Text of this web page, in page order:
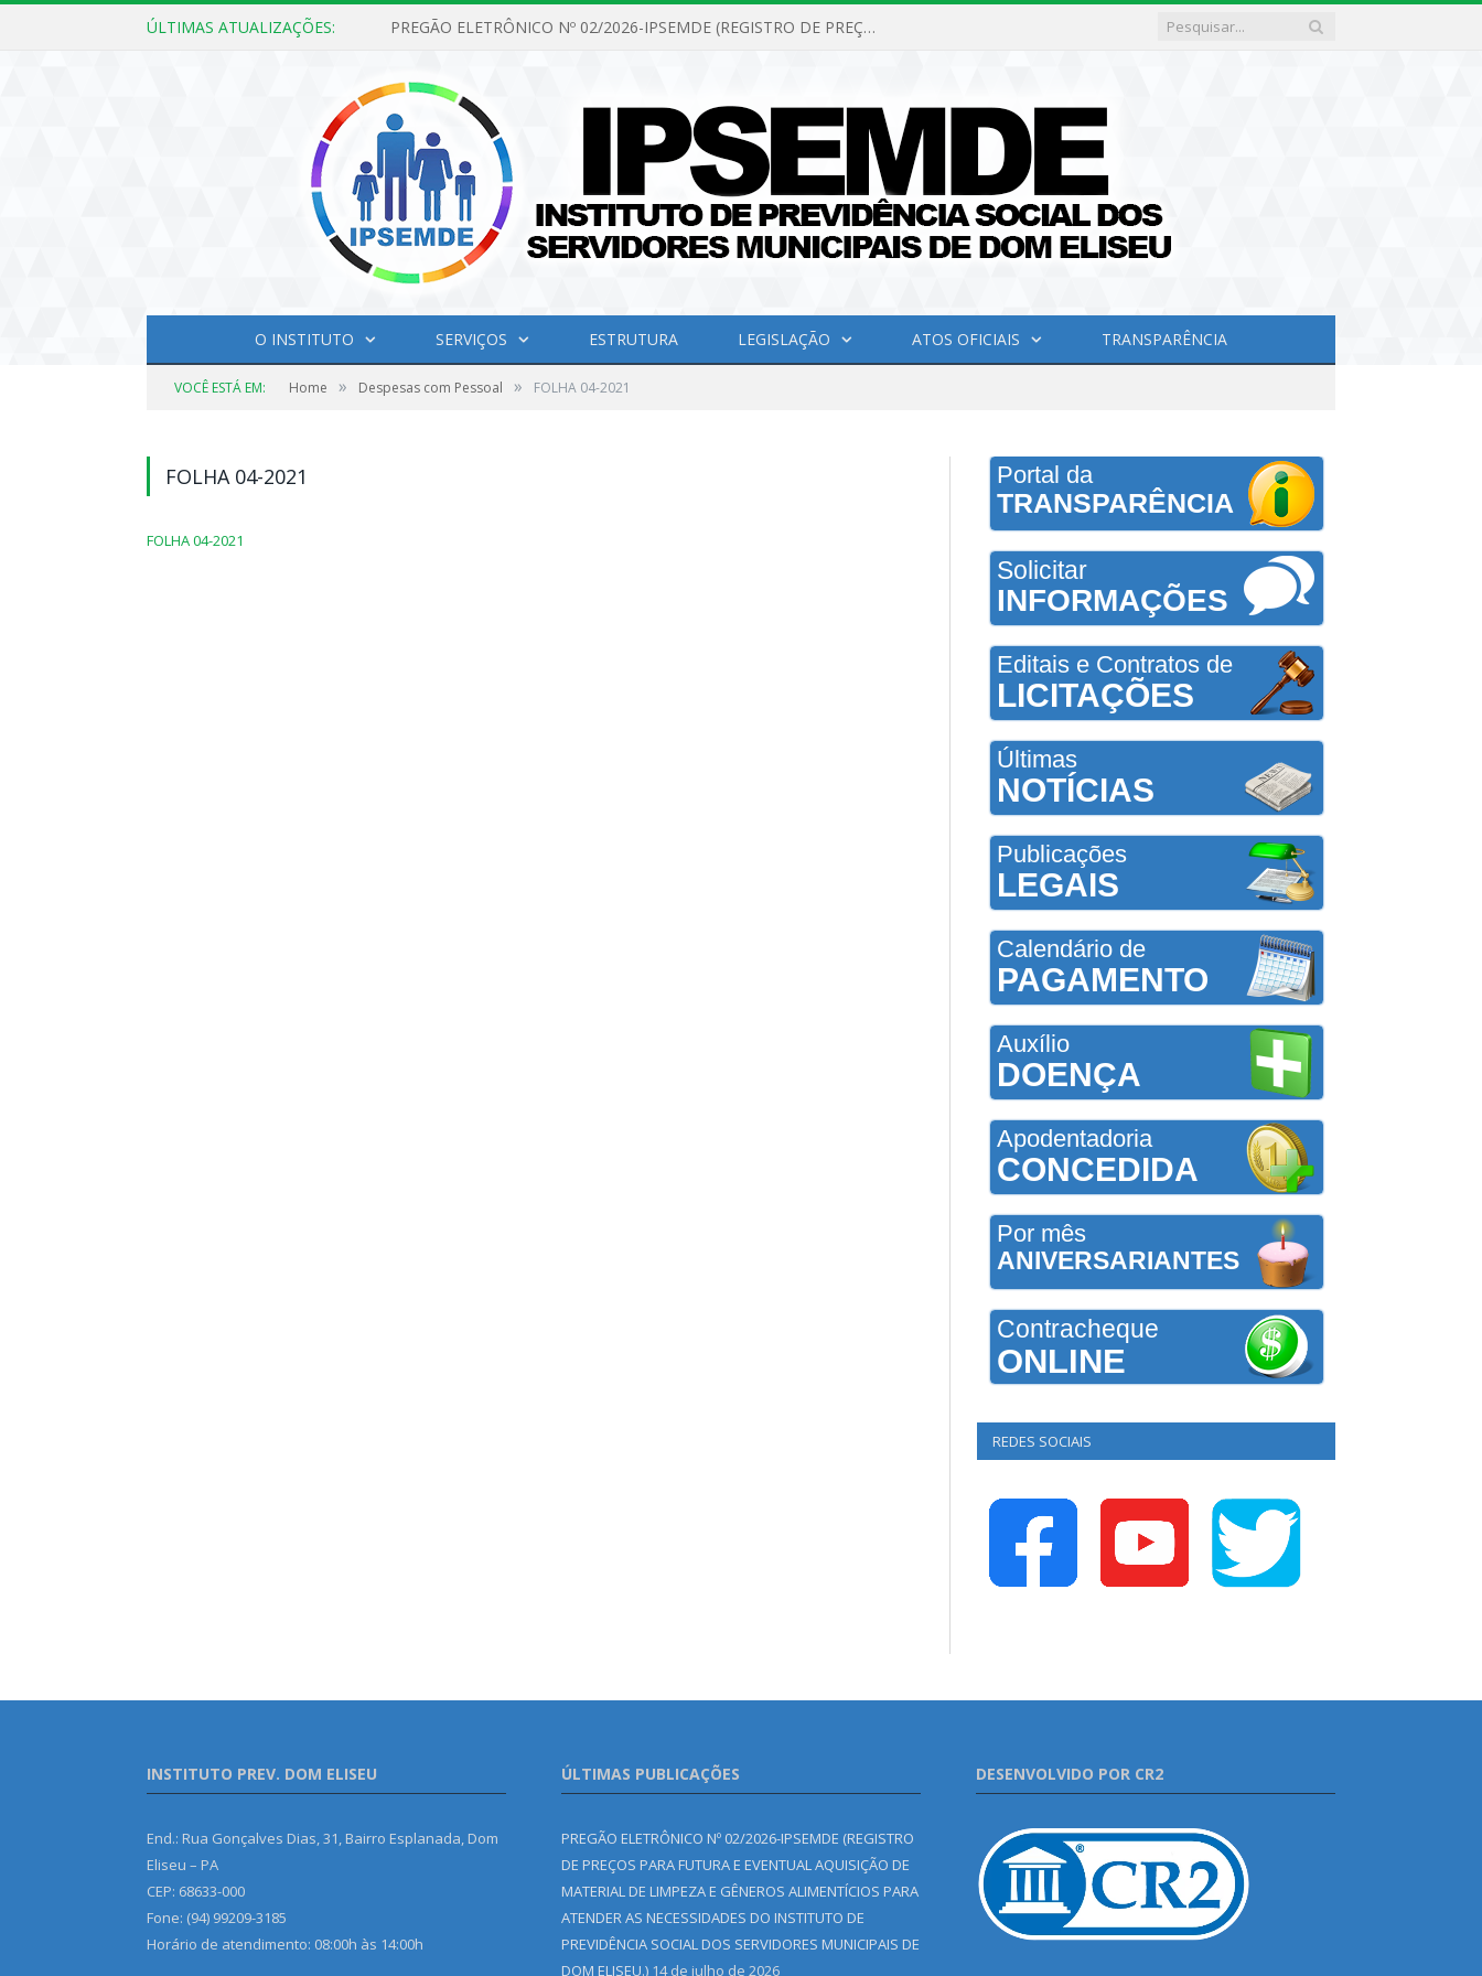
ÚLTIMAS ATUALIZAÇÕES: PREGÃO ELETRÔNICO Nº 02/2026-IPSEMDE (REGISTRO DE PREÇOS PARA FUTURA E EVENTUAL AQUISIÇÃO DE MATERIAL DE LIMPEZA E GÊNEROS ALIMENTÍCIOS PARA ATENDER AS NECESSIDADES DO INSTITUTO DE PREVIDÊNCIA SOCIAL DOS SERVIDORES MUNICIPAIS DE DOM ELISEU.)
O INSTITUTO SERVIÇOS ESTRUTURA LEGISLAÇÃO ATOS OFICIAIS TRANSPARÊNCIA
VOCÊ ESTÁ EM: Home » Despesas com Pessoal » FOLHA 04-2021
FOLHA 04-2021
FOLHA 04-2021
Portal da
TRANSPARÊNCIA
Solicitar
INFORMAÇÕES
Editais e Contratos de
LICITAÇÕES
Últimas
NOTÍCIAS
Publicações
LEGAIS
Calendário de
PAGAMENTO
Auxílio
DOENÇA
Apodentadoria
CONCEDIDA
Por mês
ANIVERSARIANTES
Contracheque
ONLINE
REDES SOCIAIS
INSTITUTO PREV. DOM ELISEU
End.: Rua Gonçalves Dias, 31, Bairro Esplanada, Dom
Eliseu – PA
CEP: 68633-000
Fone: (94) 99209-3185
Horário de atendimento: 08:00h às 14:00h
ÚLTIMAS PUBLICAÇÕES
PREGÃO ELETRÔNICO Nº 02/2026-IPSEMDE (REGISTRO
DE PREÇOS PARA FUTURA E EVENTUAL AQUISIÇÃO DE
MATERIAL DE LIMPEZA E GÊNEROS ALIMENTÍCIOS PARA
ATENDER AS NECESSIDADES DO INSTITUTO DE
PREVIDÊNCIA SOCIAL DOS SERVIDORES MUNICIPAIS DE
DOM ELISEU.) 14 de julho de 2026
DESENVOLVIDO POR CR2